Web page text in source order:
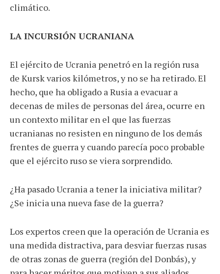
climático.
LA INCURSIÓN UCRANIANA
El ejército de Ucrania penetró en la región rusa
de Kursk varios kilómetros, y no se ha retirado. El
hecho, que ha obligado a Rusia a evacuar a
decenas de miles de personas del área, ocurre en
un contexto militar en el que las fuerzas
ucranianas no resisten en ninguno de los demás
frentes de guerra y cuando parecía poco probable
que el ejército ruso se viera sorprendido.
¿Ha pasado Ucrania a tener la iniciativa militar?
¿Se inicia una nueva fase de la guerra?
Los expertos creen que la operación de Ucrania es
una medida distractiva, para desviar fuerzas rusas
de otras zonas de guerra (región del Donbás), y